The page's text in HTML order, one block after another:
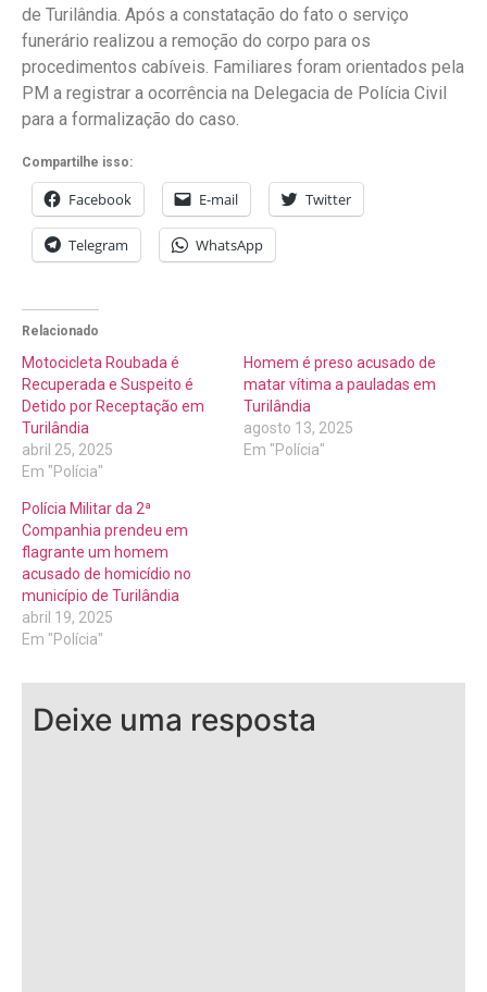
de Turilândia. Após a constatação do fato o serviço
funerário realizou a remoção do corpo para os
procedimentos cabíveis. Familiares foram orientados pela
PM a registrar a ocorrência na Delegacia de Polícia Civil
para a formalização do caso.
Compartilhe isso:
Facebook E-mail Twitter
Telegram WhatsApp
Relacionado
Motocicleta Roubada é
Recuperada e Suspeito é
Detido por Receptação em
Turilândia
abril 25, 2025
Em "Polícia"
Homem é preso acusado de
matar vítima a pauladas em
Turilândia
agosto 13, 2025
Em "Polícia"
Polícia Militar da 2ª
Companhia prendeu em
flagrante um homem
acusado de homicídio no
município de Turilândia
abril 19, 2025
Em "Polícia"
Deixe uma resposta